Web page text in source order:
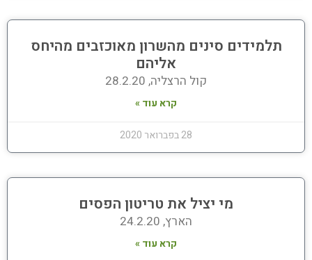
תלמידים סינים מהשרון מאוכזבים מהיחס
אליהם
קול הרצליה, 28.2.20
קרא עוד »
28 בפברואר 2020
מי יציל את טריטון הפסים
הארץ, 24.2.20
קרא עוד »